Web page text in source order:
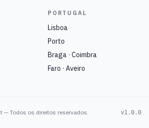
PORTUGAL
Lisboa
Porto
Braga · Coimbra
Faro · Aveiro
— Todos os direitos reservados. v1.0.0